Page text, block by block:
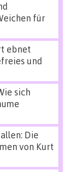
für
ebnet
und
sich
Die
von Kurt